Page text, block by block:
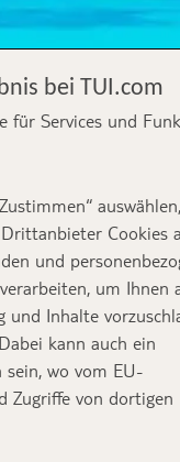
Miriam Pöschel
bei TUI.com
für Services und
Cookies
und
um Ihnen
und Inhalte
kann auch ein
wo vom EU-
Zugriffe von dortigen